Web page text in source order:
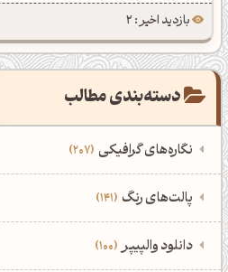
بازدید اخیر : 2
دسته‌بندی مطالب
نگاره‌های گرافیکی 207
‌همه دسته‌بندی‌های نگاره‌های گرافیکی
نمایش همه نگاره‌ها
‌پالت‌های رنگ 141
‌همه دسته‌بندی‌های پالت‌های رنگ
‌دانلود والپیپر 100